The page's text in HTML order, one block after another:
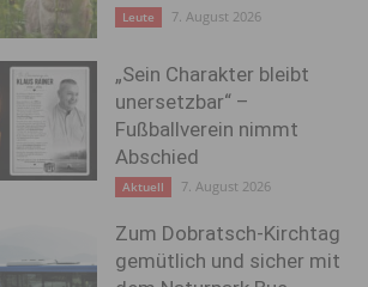
Leute 7. August 2026
„Sein Charakter bleibt
unersetzbar“ –
Fußballverein nimmt
Abschied
Aktuell 7. August 2026
Zum Dobratsch-Kirchtag
gemütlich und sicher mit